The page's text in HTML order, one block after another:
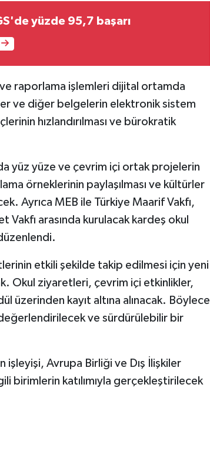
yüzde 95,7 başarı
raporlama işlemleri dijital ortamda
ve diğer belgelerin elektronik sistem
hızlandırılması ve bürokratik
yüz yüze ve çevrim içi ortak projelerin
örneklerinin paylaşılması ve kültürler
Ayrıca MEB ile Türkiye Maarif Vakfı,
arasında kurulacak kardeş okul
etkili şekilde takip edilmesi için yeni
Okul ziyaretleri, çevrim içi etkinlikler,
üzerinden kayıt altına alınacak. Böylece
ve sürdürülebilir bir
işleyişi, Avrupa Birliği ve Dış İlişkiler
birimlerin katılımıyla gerçekleştirilecek